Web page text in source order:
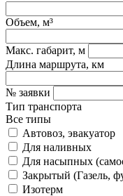
Объем, м³
Макс. габарит, м
Длина маршрута, км
№ заявки
Тип транспорта
Все типы
Автовоз, эвакуатор
Для наливных
Для насыпных
Закрытый (Газель,
Изотерм